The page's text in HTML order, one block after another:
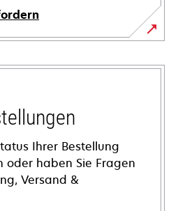
Ihrer Bestellung
oder haben Sie Fragen
Versand &